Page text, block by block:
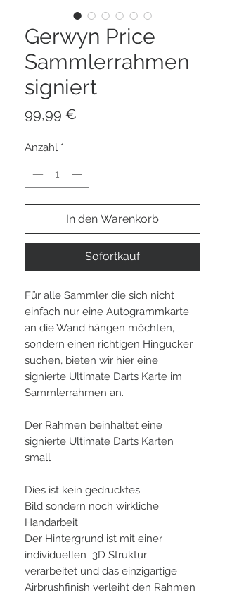
Gerwyn Price
Sammlerrahmen
signiert
99,99 €
Anzahl *
In den Warenkorb
Sofortkauf
Für alle Sammler die sich nicht
einfach nur eine Autogrammkarte
an die Wand hängen möchten,
sondern einen richtigen Hingucker
suchen, bieten wir hier eine
signierte Ultimate Darts Karte im
Sammlerrahmen an.
Der Rahmen beinhaltet eine
signierte Ultimate Darts Karten
small
Dies ist kein gedrucktes
Bild sondern noch wirkliche
Handarbeit
Der Hintergrund ist mit einer
individuellen 3D Struktur
verarbeitet und das einzigartige
Airbrushfinish verleiht den Rahmen